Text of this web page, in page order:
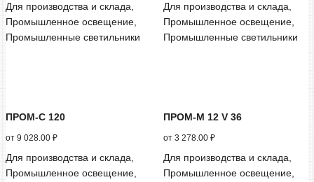
Для производства и склада,
Промышленное освещение,
Промышленные светильники
Для производства и склада,
Промышленное освещение,
Промышленные светильники
ПРОМ-С 120
от 9 028.00 ₽
Для производства и склада,
Промышленное освещение,
ПРОМ-М 12 V 36
от 3 278.00 ₽
Для производства и склада,
Промышленное освещение,